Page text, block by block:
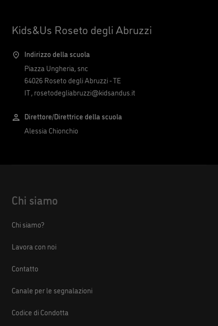
Kids&Us Roseto degli Abruzzi
Indirizzo della scuola
Piazza Ungheria, snc
64026 Roseto degli Abruzzi-TE
IT,rosetodegliabruzzi@kidsandus.it
Direttore/Direttrice della scuola
Alessia Chionchio
Chi siamo
Chi siamo?
Lavora con noi
Contatto
Canale per le segnalazioni
Codice di Condotta